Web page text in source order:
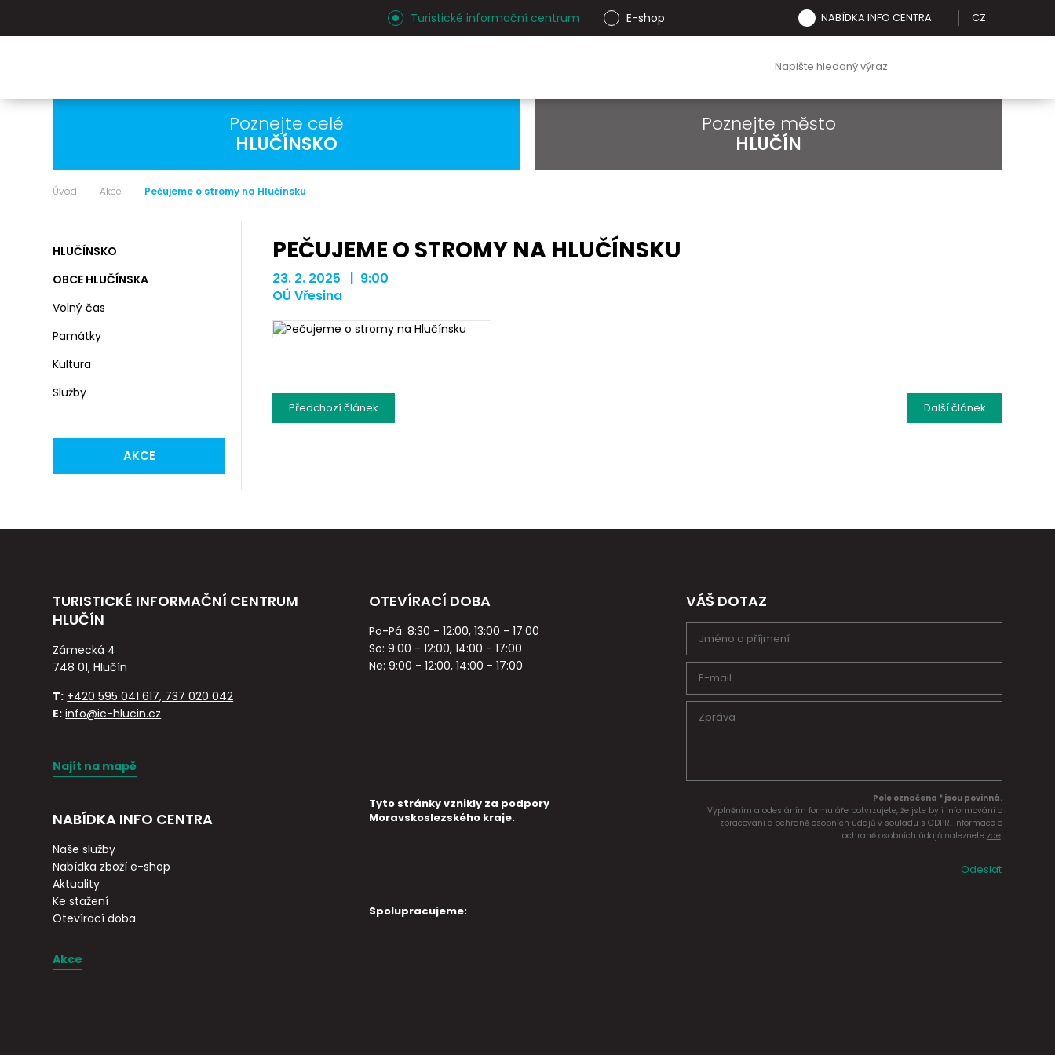
Turistické informační centrum E-shop NABÍDKA INFO CENTRA CZ
Poznejte celé
HLUČÍNSKO
Poznejte město
HLUČÍN
Úvod Akce Pečujeme o stromy na Hlučínsku
HLUČÍNSKO
OBCE HLUČÍNSKA
Volný čas
Památky
Kultura
Služby
AKCE
PEČUJEME O STROMY NA HLUČÍNSKU
23. 2. 2025 | 9:00
OÚ Vřesina
Dalšíčlánek
Předchozíčlánek
TURISTICKÉ INFORMAČNÍ CENTRUM
HLUČÍN
Zámecká 4
748 01, Hlučín
T: +420 595 041 617, 737 020 042
E: info@ic-hlucin.cz
Najít na mapě
NABÍDKA INFO CENTRA
Naše služby
Nabídka zboží e-shop
Aktuality
Ke stažení
Otevírací doba
Akce
OTEVÍRACÍ DOBA
Po-Pá: 8:30 - 12:00, 13:00 - 17:00
So: 9:00 - 12:00, 14:00 - 17:00
Ne: 9:00 - 12:00, 14:00 - 17:00
Tyto stránky vznikly za podpory
Moravskoslezského kraje.
Spolupracujeme:
VÁŠ DOTAZ
Pole označena * jsou povinná.
Vyplněním a odesláním formuláře potvrzujete, že jste byli informováni o
zpracování a ochraně osobních údajů v souladu s GDPR. Informace o
ochraně osobních údajů naleznete zde.
Odeslat